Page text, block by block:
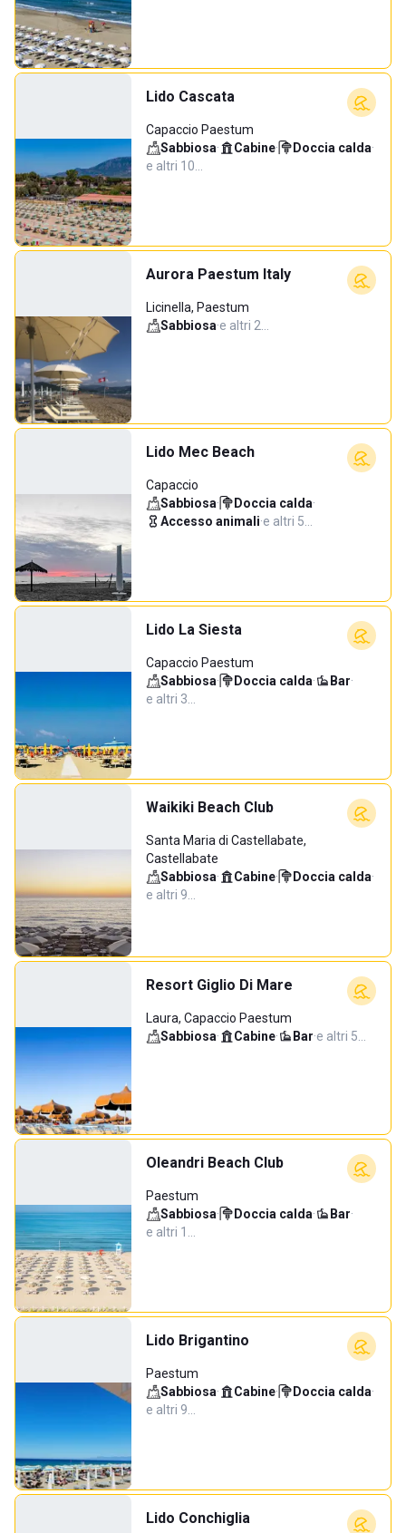
Lido Cascata
Capaccio Paestum
Sabbiosa· Cabine· Doccia calda·
e altri 10…
Aurora Paestum Italy
Licinella, Paestum
Sabbiosa·e altri 2…
Lido Mec Beach
Capaccio
Sabbiosa· Doccia calda·
Accesso animali·e altri 5…
Lido La Siesta
Capaccio Paestum
Sabbiosa· Doccia calda· Bar·
e altri 3…
Waikiki Beach Club
Santa Maria di Castellabate,
Castellabate
Sabbiosa· Cabine· Doccia calda·
e altri 9…
Resort Giglio Di Mare
Laura, Capaccio Paestum
Sabbiosa· Cabine· Bar·e altri 5…
Oleandri Beach Club
Paestum
Sabbiosa· Doccia calda· Bar·
e altri 1…
Lido Brigantino
Paestum
Sabbiosa· Cabine· Doccia calda·
e altri 9…
Lido Conchiglia